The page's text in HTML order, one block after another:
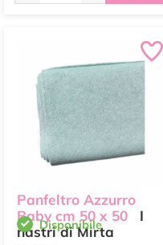
Panfeltro Azzurro
Baby cm 50 x 50
I
nastri di Mirta
Disponibile